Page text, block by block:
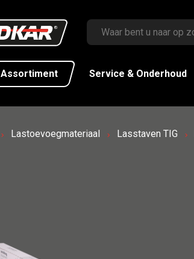
Assortiment Service & Onderhoud
Lastoevoegmateriaal Lasstaven TIG